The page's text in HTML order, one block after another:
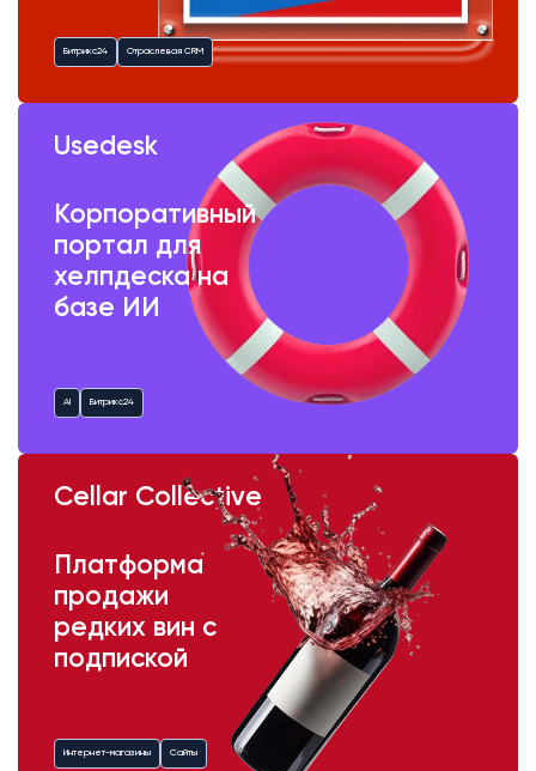
Битрикс24 Отраслевая CRM
Usedesk
Корпоративный
портал для
хелпдеска на
базе ИИ
AI Битрикс24
Cellar Collective
Платформа
продажи
редких вин с
подпиской
Интернет-магазины Сайты